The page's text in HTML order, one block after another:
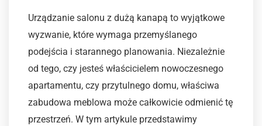
Urządzanie salonu z dużą kanapą to wyjątkowe
wyzwanie, które wymaga przemyślanego
podejścia i starannego planowania. Niezależnie
od tego, czy jesteś właścicielem nowoczesnego
apartamentu, czy przytulnego domu, właściwa
zabudowa meblowa może całkowicie odmienić tę
przestrzeń. W tym artykule przedstawimy